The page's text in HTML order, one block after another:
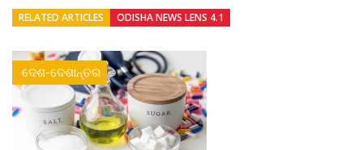
RELATED ARTICLES ODISHA NEWS LENS 4.1
ଦେଶ-ଦେଶାନ୍ତର